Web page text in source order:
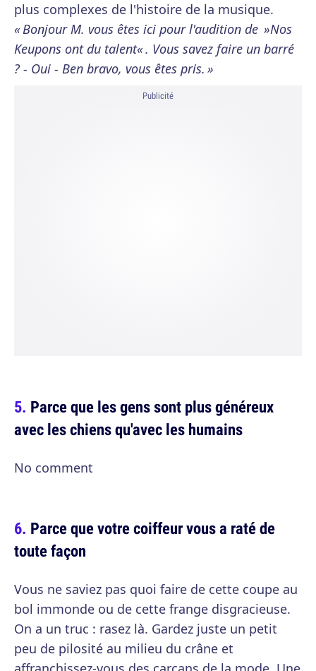
plus complexes de l'histoire de la musique.
« Bonjour M. vous êtes ici pour l'audition de »Nos
Keupons ont du talent« . Vous savez faire un barré
? - Oui - Ben bravo, vous êtes pris. »
Publicité
Parce que les gens sont plus généreux
avec les chiens qu'avec les humains
No comment
Parce que votre coiffeur vous a raté de
toute façon
Vous ne saviez pas quoi faire de cette coupe au
bol immonde ou de cette frange disgracieuse.
On a un truc : rasez là. Gardez juste un petit
peu de pilosité au milieu du crâne et